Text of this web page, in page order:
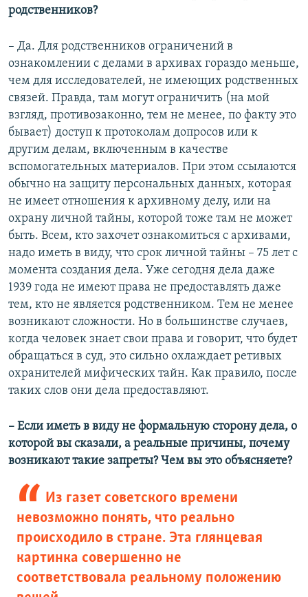
родственников?
– Да. Для родственников ограничений в
ознакомлении с делами в архивах гораздо меньше,
чем для исследователей, не имеющих родственных
связей. Правда, там могут ограничить (на мой
взгляд, противозаконно, тем не менее, по факту это
бывает) доступ к протоколам допросов или к
другим делам, включенным в качестве
вспомогательных материалов. При этом ссылаются
обычно на защиту персональных данных, которая
не имеет отношения к архивному делу, или на
охрану личной тайны, которой тоже там не может
быть. Всем, кто захочет ознакомиться с архивами,
надо иметь в виду, что срок личной тайны – 75 лет с
момента создания дела. Уже сегодня дела даже
1939 года не имеют права не предоставлять даже
тем, кто не является родственником. Тем не менее
возникают сложности. Но в большинстве случаев,
когда человек знает свои права и говорит, что будет
обращаться в суд, это сильно охлаждает ретивых
охранителей мифических тайн. Как правило, после
таких слов они дела предоставляют.
– Если иметь в виду не формальную сторону дела, о
которой вы сказали, а реальные причины, почему
возникают такие запреты? Чем вы это объясняете?
Из газет советского времени
невозможно понять, что реально
происходило в стране. Эта глянцевая
картинка совершенно не
соответствовала реальному положению